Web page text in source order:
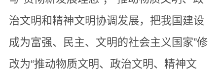
治文明和精神文明协调发展，把我国建设
成为富强、民主、文明的社会主义国家”修
改为“推动物质文明、政治文明、精神文